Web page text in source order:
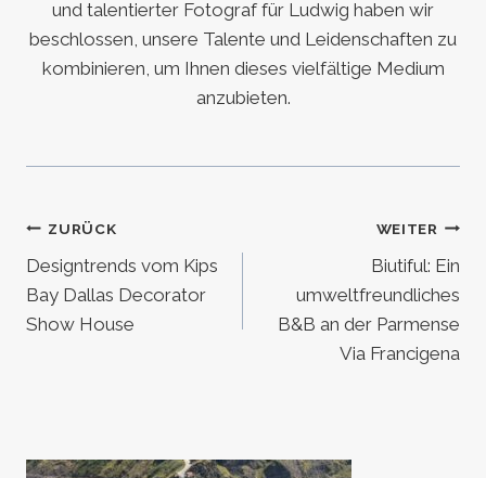
und talentierter Fotograf für Ludwig haben wir
beschlossen, unsere Talente und Leidenschaften zu
kombinieren, um Ihnen dieses vielfältige Medium
anzubieten.
Beitragsnavigation
ZURÜCK
Designtrends vom Kips
Bay Dallas Decorator
Show House
WEITER
Biutiful: Ein
umweltfreundliches
B&B an der Parmense
Via Francigena